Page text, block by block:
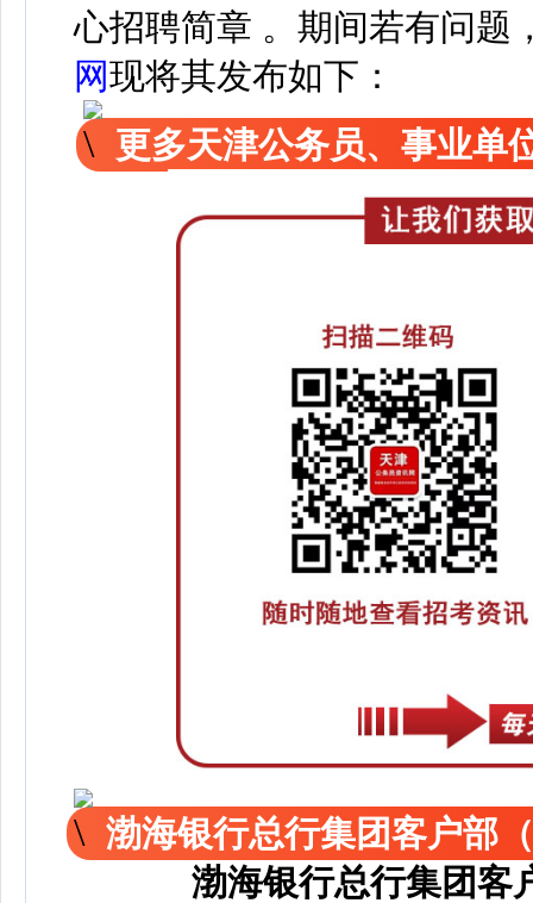
心招聘简章 。 期间若有问题
网现将其发布如下：
更多天津公务员、事业单
渤海银行总行集团客户部
渤海银行总行集团客